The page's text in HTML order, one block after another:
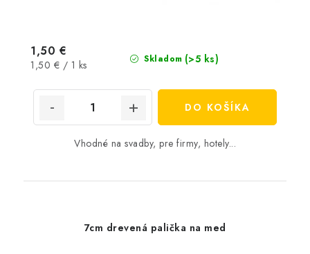
Skladom (>5 ks)
1,50 €
Jednotková
1,50 € / 1 ks
DO KOŠÍKA
Vhodné na svadby, pre firmy, hotely...
7cm drevená palička na med